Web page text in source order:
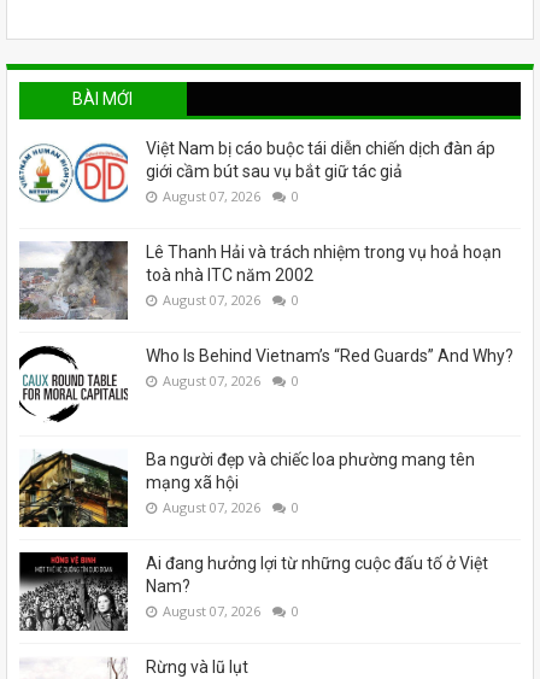
BÀI MỚI
Việt Nam bị cáo buộc tái diễn chiến dịch đàn áp
giới cầm bút sau vụ bắt giữ tác giả
August 07, 2026 0
Lê Thanh Hải và trách nhiệm trong vụ hoả hoạn
toà nhà ITC năm 2002
August 07, 2026 0
Who Is Behind Vietnam’s “Red Guards” And Why?
August 07, 2026 0
Ba người đẹp và chiếc loa phường mang tên
mạng xã hội
August 07, 2026 0
Ai đang hưởng lợi từ những cuộc đấu tố ở Việt
Nam?
August 07, 2026 0
Rừng và lũ lụt